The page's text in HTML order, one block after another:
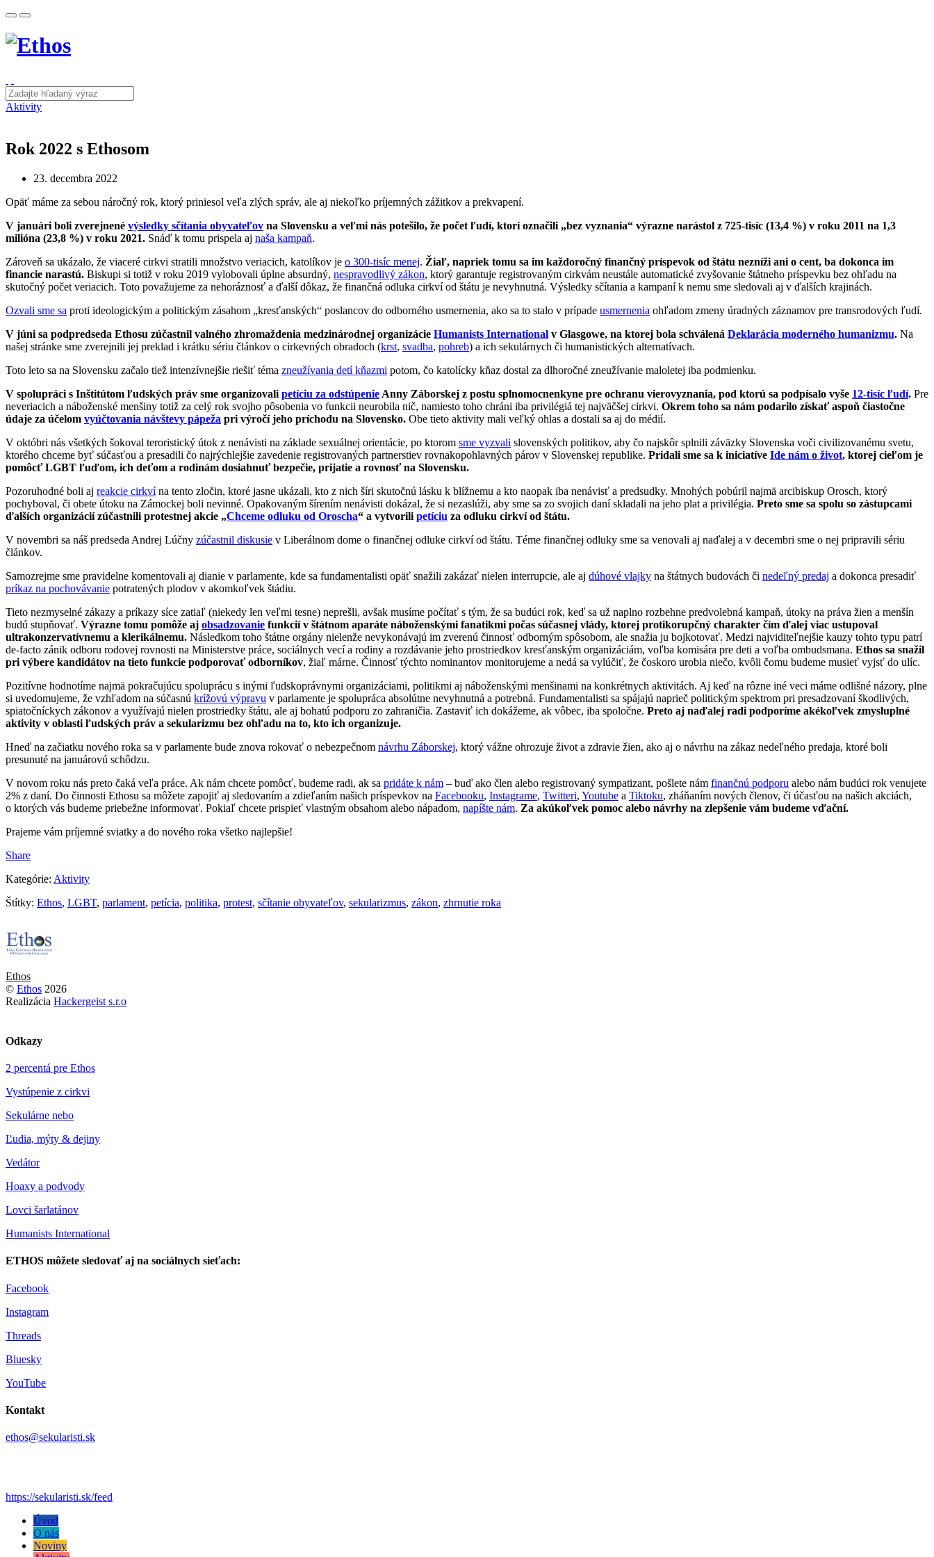
Aktivity
Rok 2022 s Ethosom
23. decembra 2022
Opäť máme za sebou náročný rok, ktorý priniesol veľa zlých správ, ale aj niekoľko príjemných zážitkov a prekvapení.
V januári boli zverejnené výsledky sčítania obyvateľov na Slovensku a veľmi nás potešilo, že počet ľudí, ktorí označili „bez vyznania“ výrazne narástol z 725-tisíc (13,4 %) v roku 2011 na 1,3
milióna (23,8 %) v roku 2021. Snáď k tomu prispela aj naša kampaň.
Zároveň sa ukázalo, že viaceré cirkvi stratili množstvo veriacich, katolíkov je o 300-tisíc menej. Žiaľ, napriek tomu sa im každoročný finančný príspevok od štátu nezníži ani o cent, ba dokonca im
financie narastú. Biskupi si totiž v roku 2019 vylobovali úplne absurdný, nespravodlivý zákon, ktorý garantuje registrovaným cirkvám neustále automatické zvyšovanie štátneho príspevku bez ohľadu na
skutočný počet veriacich. Toto považujeme za nehoráznosť a ďalší dôkaz, že finančná odluka cirkví od štátu je nevyhnutná. Výsledky sčítania a kampaní k nemu sme sledovali aj v ďalších krajinách.
Ozvali sme sa proti ideologickým a politickým zásahom „kresťanských“ poslancov do odborného usmernenia, ako sa to stalo v prípade usmernenia ohľadom zmeny úradných záznamov pre transrodových ľudí.
V júni sa podpredseda Ethosu zúčastnil valného zhromaždenia medzinárodnej organizácie Humanists International v Glasgowe, na ktorej bola schválená Deklarácia moderného humanizmu. Na
našej stránke sme zverejnili jej preklad i krátku sériu článkov o cirkevných obradoch (krst, svadba, pohreb) a ich sekulárnych či humanistických alternatívach.
Toto leto sa na Slovensku začalo tiež intenzívnejšie riešiť téma zneužívania detí kňazmi potom, čo katolícky kňaz dostal za dlhoročné zneužívanie maloletej iba podmienku.
V spolupráci s Inštitútom ľudských práv sme organizovali petíciu za odstúpenie Anny Záborskej z postu splnomocnenkyne pre ochranu vierovyznania, pod ktorú sa podpísalo vyše 12-tisíc ľudí. Pre
neveriacich a náboženské menšiny totiž za celý rok svojho pôsobenia vo funkcii neurobila nič, namiesto toho chráni iba privilégiá tej najväčšej cirkvi. Okrem toho sa nám podarilo získať aspoň čiastočne
údaje za účelom vyúčtovania návštevy pápeža pri výročí jeho príchodu na Slovensko. Obe tieto aktivity mali veľký ohlas a dostali sa aj do médií.
V októbri nás všetkých šokoval teroristický útok z nenávisti na základe sexuálnej orientácie, po ktorom sme vyzvali slovenských politikov, aby čo najskôr splnili záväzky Slovenska voči civilizovanému svetu,
ktorého chceme byť súčasťou a presadili čo najrýchlejšie zavedenie registrovaných partnerstiev rovnakopohlavných párov v Slovenskej republike. Pridali sme sa k iniciatíve Ide nám o život, ktorej cieľom je
pomôcť LGBT ľuďom, ich deťom a rodinám dosiahnuť bezpečie, prijatie a rovnosť na Slovensku.
Pozoruhodné boli aj reakcie cirkvína tento zločin, ktoré jasne ukázali, kto z nich šíri skutočnú lásku k blížnemu a kto naopak iba nenávisť a predsudky. Mnohých pobúril najmä arcibiskup Orosch, ktorý
pochyboval, či obete útoku na Zámockej boli nevinné. Opakovaným šírením nenávisti dokázal, že si nezaslúži, aby sme sa zo svojich daní skladali na jeho plat a privilégia. Preto sme sa spolu so zástupcami
ďalších organizácií zúčastnili protestnej akcie „Chceme odluku od Oroscha“ a vytvorili petíciu za odluku cirkví od štátu.
V novembri sa náš predseda Andrej Lúčny zúčastnil diskusie v Liberálnom dome o finančnej odluke cirkví od štátu. Téme finančnej odluky sme sa venovali aj naďalej a v decembri sme o nej pripravili sériu
článkov.
Samozrejme sme pravidelne komentovali aj dianie v parlamente, kde sa fundamentalisti opäť snažili zakázať nielen interrupcie, ale aj dúhové vlajky na štátnych budovách či nedeľný predaj a dokonca presadiť
príkaz na pochovávanie potratených plodov v akomkoľvek štádiu.
Tieto nezmyselné zákazy a príkazy síce zatiaľ (niekedy len veľmi tesne) neprešli, avšak musíme počítať s tým, že sa budúci rok, keď sa už naplno rozbehne predvolebná kampaň, útoky na práva žien a menšín
budú stupňovať. Výrazne tomu pomôže aj obsadzovanie funkcií v štátnom aparáte náboženskými fanatikmi počas súčasnej vlády, ktorej protikorupčný charakter čím ďalej viac ustupoval
ultrakonzervatívnemu a klerikálnemu. Následkom toho štátne orgány nielenže nevykonávajú im zverenú činnosť odborným spôsobom, ale snažia ju bojkotovať. Medzi najviditeľnejšie kauzy tohto typu patrí
de-facto zánik odboru rodovej rovnosti na Ministerstve práce, sociálnych vecí a rodiny a rozdávanie jeho prostriedkov kresťanským organizáciám, voľba komisára pre deti a voľba ombudsmana. Ethos sa snažil
pri výbere kandidátov na tieto funkcie podporovať odborníkov, žiaľ márne. Činnosť týchto nominantov monitorujeme a nedá sa vylúčiť, že čoskoro urobia niečo, kvôli čomu budeme musieť vyjsť do ulíc.
Pozitívne hodnotíme najmä pokračujúcu spoluprácu s inými ľudskoprávnymi organizáciami, politikmi aj náboženskými menšinami na konkrétnych aktivitách. Aj keď na rôzne iné veci máme odlišné názory, plne
si uvedomujeme, že vzhľadom na súčasnú krížovú výpravu v parlamente je spolupráca absolútne nevyhnutná a potrebná. Fundamentalisti sa spájajú naprieč politickým spektrom pri presadzovaní škodlivých,
spiatočníckych zákonov a využívajú nielen prostriedky štátu, ale aj bohatú podporu zo zahraničia. Zastaviť ich dokážeme, ak vôbec, iba spoločne. Preto aj naďalej radi podporíme akékoľvek zmysluplné
aktivity v oblasti ľudských práv a sekularizmu bez ohľadu na to, kto ich organizuje.
Hneď na začiatku nového roka sa v parlamente bude znova rokovať o nebezpečnom návrhu Záborskej, ktorý vážne ohrozuje život a zdravie žien, ako aj o návrhu na zákaz nedeľného predaja, ktoré boli
presunuté na januárovú schôdzu.
V novom roku nás preto čaká veľa práce. Ak nám chcete pomôcť, budeme radi, ak sa pridáte k nám – buď ako člen alebo registrovaný sympatizant, pošlete nám finančnú podporu alebo nám budúci rok venujete
2% z daní. Do činnosti Ethosu sa môžete zapojiť aj sledovaním a zdieľaním našich príspevkov na Facebooku, Instagrame, Twitteri, Youtube a Tiktoku, zháňaním nových členov, či účasťou na našich akciách,
o ktorých vás budeme priebežne informovať. Pokiaľ chcete prispieť vlastným obsahom alebo nápadom, napíšte nám. Za akúkoľvek pomoc alebo návrhy na zlepšenie vám budeme vďační.
Prajeme vám príjemné sviatky a do nového roka všetko najlepšie!
Share
Kategórie: Aktivity
Štítky: Ethos, LGBT, parlament, petícia, politika, protest, sčítanie obyvateľov, sekularizmus, zákon, zhrnutie roka
Ethos
© Ethos 2026
Realizácia Hackergeist s.r.o
Odkazy
2 percentá pre Ethos
Vystúpenie z cirkvi
Sekulárne nebo
Ľudia, mýty & dejiny
Vedátor
Hoaxy a podvody
Lovci šarlatánov
Humanists International
ETHOS môžete sledovať aj na sociálnych sieťach:
Facebook
Instagram
Threads
Bluesky
YouTube
Kontakt
ethos@sekularisti.sk
https://sekularisti.sk/feed
Úvod
O nás
Noviny